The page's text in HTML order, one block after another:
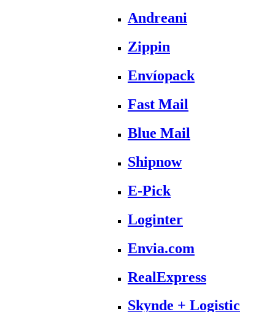
Andreani
Zippin
Envíopack
Fast Mail
Blue Mail
Shipnow
E-Pick
Loginter
Envia.com
RealExpress
Skynde + Logistic